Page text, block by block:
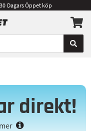
Dagars Öppet köp
direkt!